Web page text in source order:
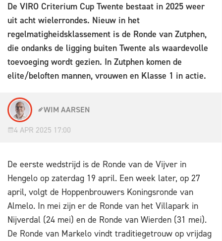
De VIRO Criterium Cup Twente bestaat in 2025 weer
uit acht wielerrondes. Nieuw in het
regelmatigheidsklassement is de Ronde van Zutphen,
die ondanks de ligging buiten Twente als waardevolle
toevoeging wordt gezien. In Zutphen komen de
elite/beloften mannen, vrouwen en Klasse 1 in actie.
WIM AARSEN
4 APR 2025 17:00
De eerste wedstrijd is de Ronde van de Vijver in
Hengelo op zaterdag 19 april. Een week later, op 27
april, volgt de Hoppenbrouwers Koningsronde van
Almelo. In mei zijn er de Ronde van het Villapark in
Nijverdal (24 mei) en de Ronde van Wierden (31 mei).
De Ronde van Markelo vindt traditiegetrouw op vrijdag